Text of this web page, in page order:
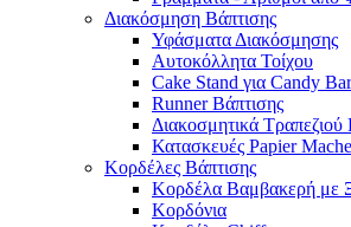
Διακόσμηση Βάπτισης
Υφάσματα Διακόσμησης
Αυτοκόλλητα Τοίχου
Cake Stand για Candy Bar
Runner Βάπτισης
Διακοσμητικά Τραπεζιού
Κατασκευές Papier Mache
Κορδέλες Βάπτισης
Κορδέλα Βαμβακερή με
Κορδόνια